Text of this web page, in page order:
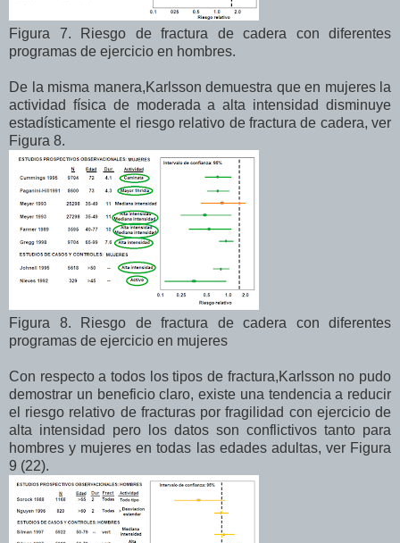
Figura 7. Riesgo de fractura de cadera con diferentes
programas de ejercicio en hombres.
De la misma manera,Karlsson demuestra que en mujeres la
actividad física de moderada a alta intensidad disminuye
estadísticamente el riesgo relativo de fractura de cadera, ver
Figura 8.
Figura 8. Riesgo de fractura de cadera con diferentes
programas de ejercicio en mujeres
Con respecto a todos los tipos de fractura,Karlsson no pudo
demostrar un beneficio claro, existe una tendencia a reducir
el riesgo relativo de fracturas por fragilidad con ejercicio de
alta intensidad pero los datos son conflictivos tanto para
hombres y mujeres en todas las edades adultas, ver Figura
9 (22).